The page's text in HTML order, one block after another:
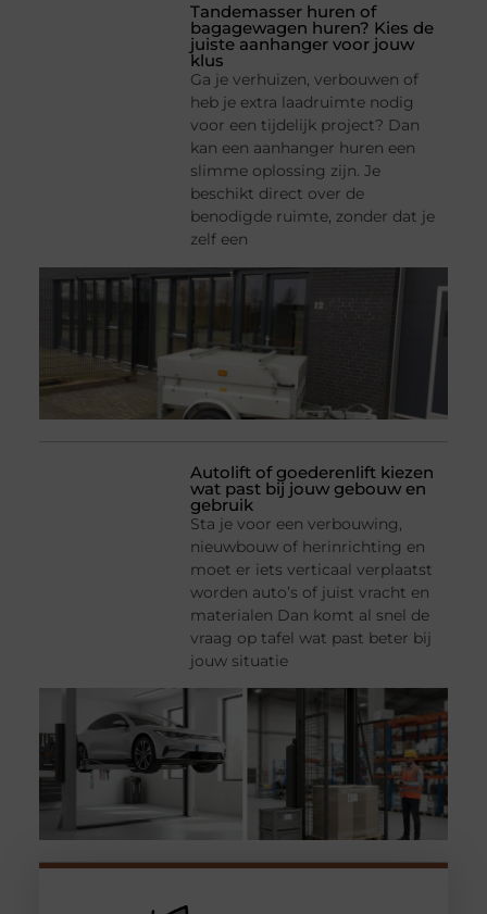
Tandemasser huren of
bagagewagen huren? Kies de
juiste aanhanger voor jouw
klus
Ga je verhuizen, verbouwen of
heb je extra laadruimte nodig
voor een tijdelijk project? Dan
kan een aanhanger huren een
slimme oplossing zijn. Je
beschikt direct over de
benodigde ruimte, zonder dat je
zelf een
Autolift of goederenlift kiezen
wat past bij jouw gebouw en
gebruik
Sta je voor een verbouwing,
nieuwbouw of herinrichting en
moet er iets verticaal verplaatst
worden auto’s of juist vracht en
materialen Dan komt al snel de
vraag op tafel wat past beter bij
jouw situatie